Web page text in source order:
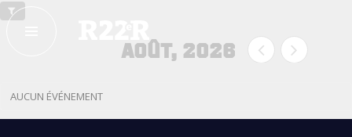
FAQ
AOÛT, 2026
AUCUN ÉVÉNEMENT